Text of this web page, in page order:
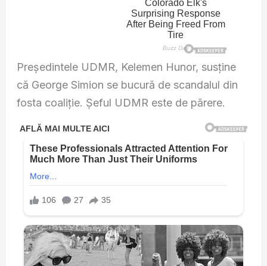
Președintele UDMR, Kelemen Hunor, susține
că George Simion se bucură de scandalul din
fosta coaliție. Șeful UDMR este de părere.